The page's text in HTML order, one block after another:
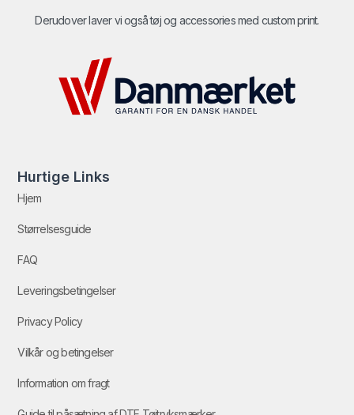
Derudover laver vi også tøj og accessories med custom print.
Hurtige Links
Hjem
Størrelsesguide
FAQ
Leveringsbetingelser
Privacy Policy
Vilkår og betingelser
Information om fragt